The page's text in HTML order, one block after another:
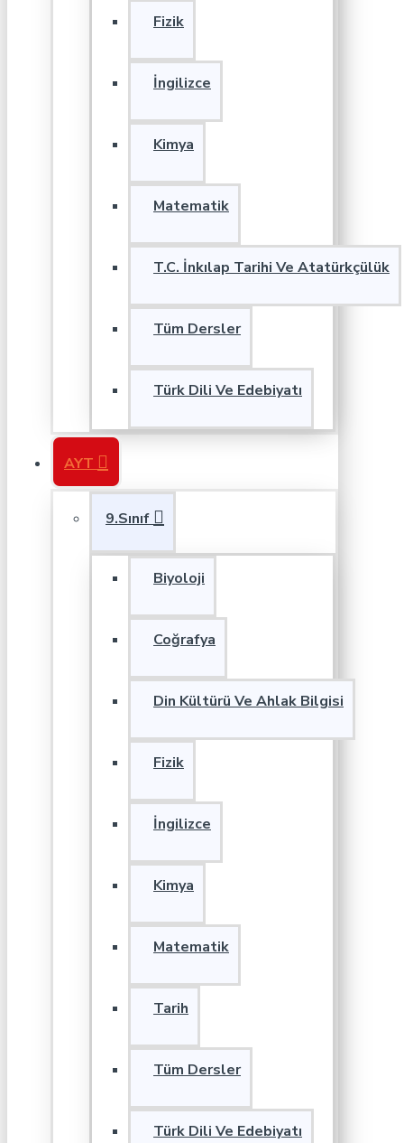
Fizik
İngilizce
Kimya
Matematik
T.C. İnkılap Tarihi Ve Atatürkçülük
Tüm Dersler
Türk Dili Ve Edebiyatı
AYT
9.Sınıf
Biyoloji
Coğrafya
Din Kültürü Ve Ahlak Bilgisi
Fizik
İngilizce
Kimya
Matematik
Tarih
Tüm Dersler
Türk Dili Ve Edebiyatı